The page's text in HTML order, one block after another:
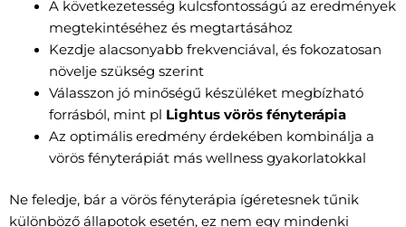
A következetesség kulcsfontosságú az eredmények
megtekintéséhez és megtartásához
Kezdje alacsonyabb frekvenciával, és fokozatosan
növelje szükség szerint
Válasszon jó minőségű készüléket megbízható
forrásból, mint pl Lightus vörös fényterápia
Az optimális eredmény érdekében kombinálja a
vörös fényterápiát más wellness gyakorlatokkal
Ne feledje, bár a vörös fényterápia ígéretesnek tűnik
különböző állapotok esetén, ez nem egy mindenki